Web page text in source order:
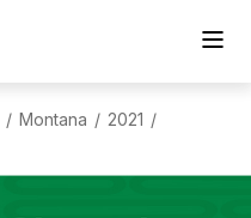
/ Montana / 2021 /